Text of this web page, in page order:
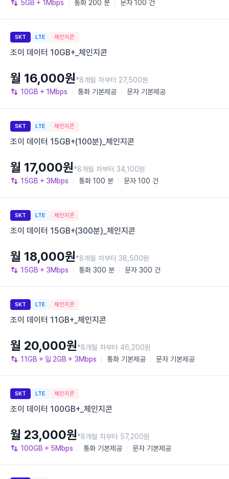
5GB + 1Mbps 통화 200 분 문자 100 건
SKT LTE 체인지콘
조이 데이터 10GB+_체인지콘
10GB + 1Mbps 통화 기본제공 문자 기본제공
월 16,000원*8개월 차부터 27,500원
SKT LTE 체인지콘
조이 데이터 15GB+(100분)_체인지콘
15GB + 3Mbps 통화 100 분 문자 100 건
월 17,000원*8개월 차부터 34,100원
SKT LTE 체인지콘
조이 데이터 15GB+(300분)_체인지콘
15GB + 3Mbps 통화 300 분 문자 300 건
월 18,000원*8개월 차부터 38,500원
SKT LTE 체인지콘
조이 데이터 11GB+_체인지콘
11GB + 일 2GB + 3Mbps 통화 기본제공 문자 기본제공
월 20,000원*8개월 차부터 46,200원
SKT LTE 체인지콘
조이 데이터 100GB+_체인지콘
100GB + 5Mbps 통화 기본제공 문자 기본제공
월 23,000원*8개월 차부터 57,200원